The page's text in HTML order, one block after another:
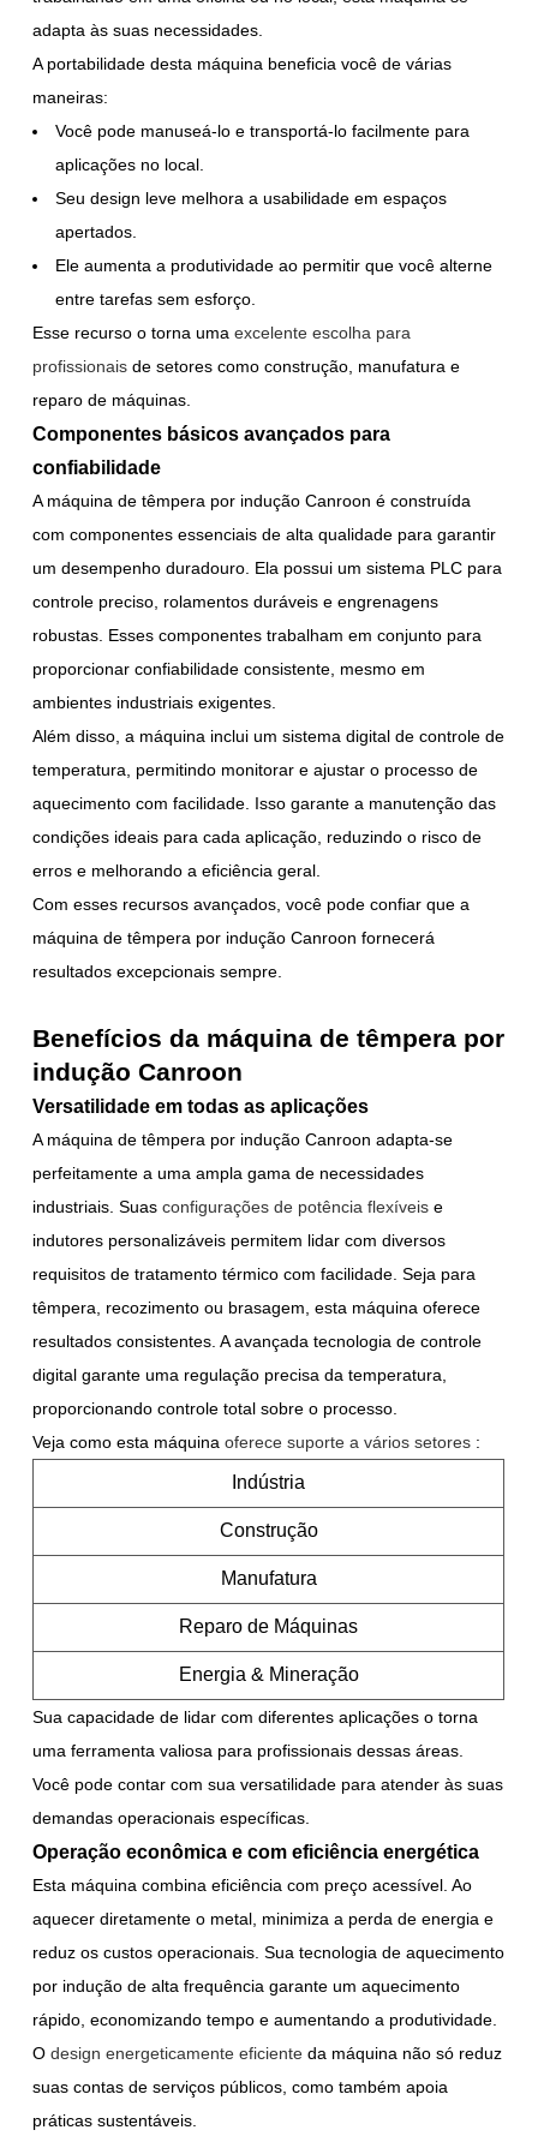
adapta às suas necessidades.
A portabilidade desta máquina beneficia você de várias
maneiras:
Você pode manuseá-lo e transportá-lo facilmente para
aplicações no local.
Seu design leve melhora a usabilidade em espaços
apertados.
Ele aumenta a produtividade ao permitir que você alterne
entre tarefas sem esforço.
Esse recurso o torna uma excelente escolha para
profissionais de setores como construção, manufatura e
reparo de máquinas.
Componentes básicos avançados para
confiabilidade
A máquina de têmpera por indução Canroon é construída
com componentes essenciais de alta qualidade para garantir
um desempenho duradouro. Ela possui um sistema PLC para
controle preciso, rolamentos duráveis e engrenagens
robustas. Esses componentes trabalham em conjunto para
proporcionar confiabilidade consistente, mesmo em
ambientes industriais exigentes.
Além disso, a máquina inclui um sistema digital de controle de
temperatura, permitindo monitorar e ajustar o processo de
aquecimento com facilidade. Isso garante a manutenção das
condições ideais para cada aplicação, reduzindo o risco de
erros e melhorando a eficiência geral.
Com esses recursos avançados, você pode confiar que a
máquina de têmpera por indução Canroon fornecerá
resultados excepcionais sempre.
Benefícios da máquina de têmpera por
indução Canroon
Versatilidade em todas as aplicações
A máquina de têmpera por indução Canroon adapta-se
perfeitamente a uma ampla gama de necessidades
industriais. Suas configurações de potência flexíveis e
indutores personalizáveis permitem lidar com diversos
requisitos de tratamento térmico com facilidade. Seja para
têmpera, recozimento ou brasagem, esta máquina oferece
resultados consistentes. A avançada tecnologia de controle
digital garante uma regulação precisa da temperatura,
proporcionando controle total sobre o processo.
Veja como esta máquina oferece suporte a vários setores :
Indústria
Construção
Manufatura
Reparo de Máquinas
Energia & Mineração
Sua capacidade de lidar com diferentes aplicações o torna
uma ferramenta valiosa para profissionais dessas áreas.
Você pode contar com sua versatilidade para atender às suas
demandas operacionais específicas.
Operação econômica e com eficiência energética
Esta máquina combina eficiência com preço acessível. Ao
aquecer diretamente o metal, minimiza a perda de energia e
reduz os custos operacionais. Sua tecnologia de aquecimento
por indução de alta frequência garante um aquecimento
rápido, economizando tempo e aumentando a produtividade.
O design energeticamente eficiente da máquina não só reduz
suas contas de serviços públicos, como também apoia
práticas sustentáveis.